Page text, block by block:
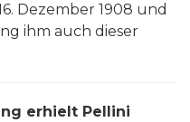
Dezember 1908 und
ihm auch dieser
erhielt Pellini